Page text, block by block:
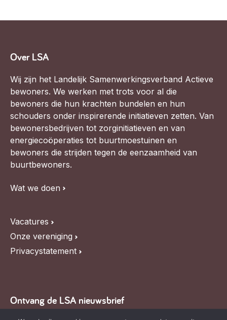
Over LSA
Wij zijn het Landelijk Samenwerkingsverband Actieve
bewoners. We werken met trots voor al die
bewoners die hun krachten bundelen en hun
schouders onder inspirerende initiatieven zetten. Van
bewonersbedrijven tot zorginitiatieven en van
energiecoöperaties tot buurtmoestuinen en
bewoners die strijden tegen de eenzaamheid van
buurtbewoners.
Wat we doen
Vacatures
Onze vereniging
Privacystatement
Ontvang de LSA nieuwsbrief